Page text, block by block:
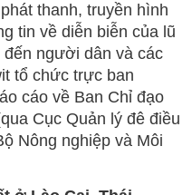
thanh, truyền hình
tin về diễn biễn của lũ
người dân và các
tổ chức trực ban
cáo về Ban Chỉ đạo
Cục Quản lý đê điều
Nông nghiệp và Môi